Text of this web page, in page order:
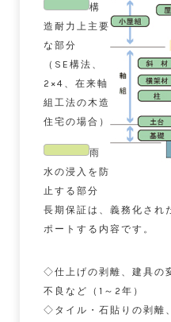
構
造耐力上主要
な部分
（SE構法、
2×4、在来軸
組工法の木造
住宅の場合）
雨
水の浸入を防
止する部分
長期保証は、義務化され
ポートする内容です。
◇仕上げの剥離、建具の
不良など（1～2年）
◇タイル・石貼りの剥離